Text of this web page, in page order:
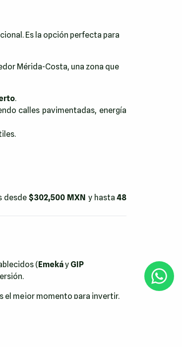
Es la opción perfecta para
Mérida-Costa, una zona que
.
calles pavimentadas, energía
desde$302,500 MXN y hasta48
(Emekáy GIP
el mejor momento para invertir.